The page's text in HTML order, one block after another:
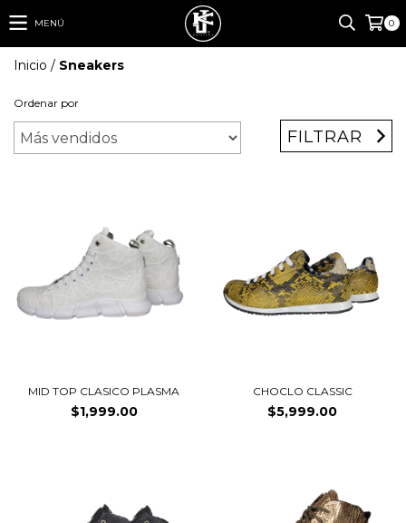
MENÚ 0
Inicio / Sneakers
Ordenar por
FILTRAR
MID TOP CLASICO PLASMA
$1,999.00
CHOCLO CLASSIC
$5,999.00